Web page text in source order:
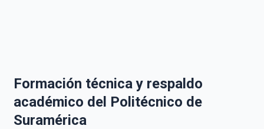
Formación técnica y respaldo
académico del Politécnico de
Suramérica